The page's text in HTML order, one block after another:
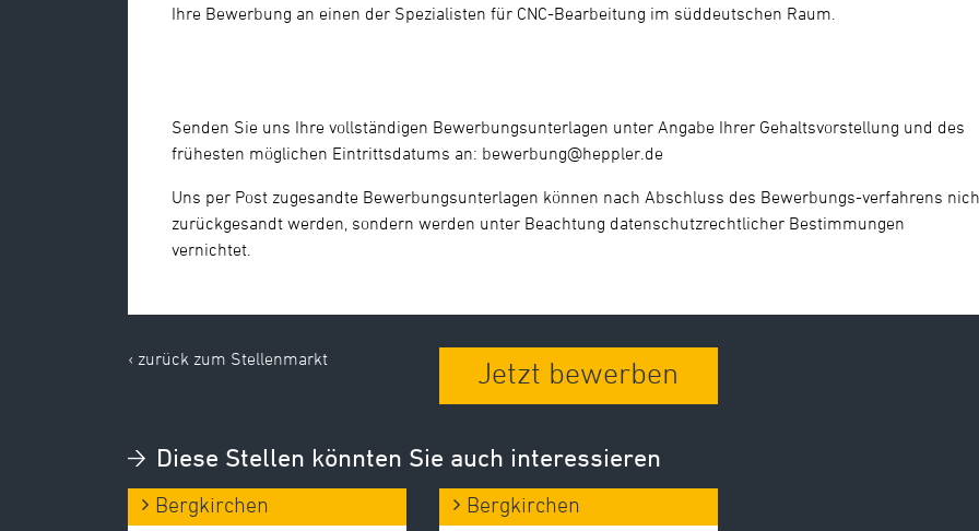
Ihre Bewerbung an einen der Spezialisten für CNC-Bearbeitung im süddeutschen Raum.
Senden Sie uns Ihre vollständigen Bewerbungsunterlagen unter Angabe Ihrer Gehaltsvorstellung und des
frühesten möglichen Eintrittsdatums an: bewerbung@heppler.de
Uns per Post zugesandte Bewerbungsunterlagen können nach Abschluss des Bewerbungs-verfahrens
zurückgesandt werden, sondern werden unter Beachtung datenschutzrechtlicher Bestimmungen
vernichtet.
‹ zurück zum Stellenmarkt Jetzt bewerben
Diese Stellen könnten Sie auch interessieren
Bergkirchen Bergkirchen